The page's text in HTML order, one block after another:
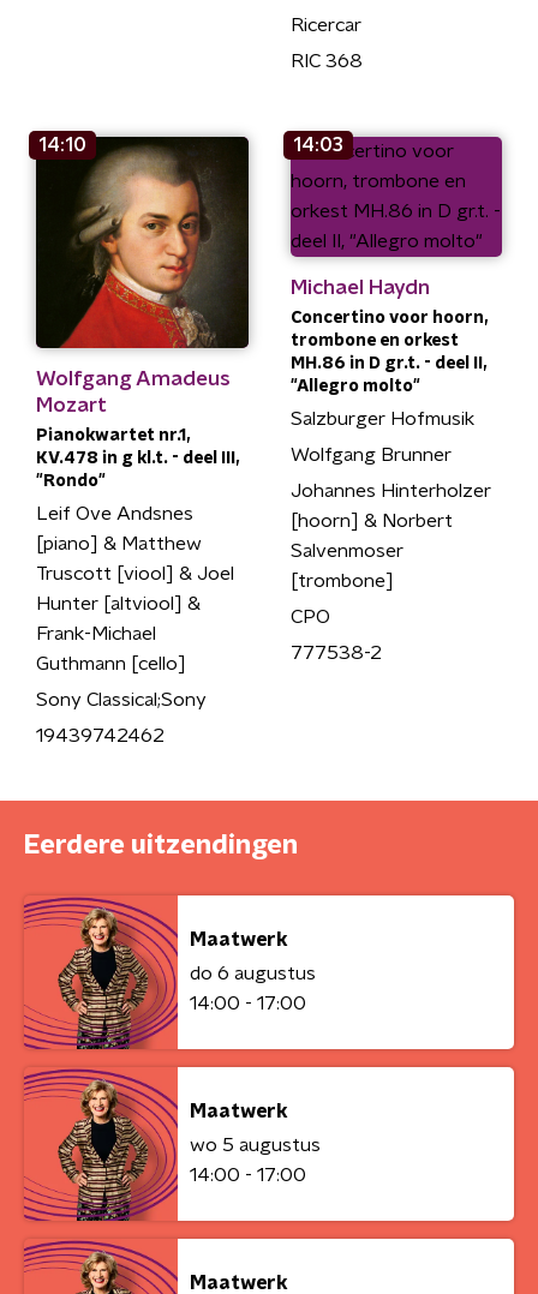
Ricercar
RIC 368
14:10
Wolfgang Amadeus
Mozart
Pianokwartet nr.1,
KV.478 in g kl.t. - deel III,
"Rondo"
Leif Ove Andsnes
[piano] & Matthew
Truscott [viool] & Joel
Hunter [altviool] &
Frank-Michael
Guthmann [cello]
Sony Classical;Sony
19439742462
14:03
Michael Haydn
Concertino voor hoorn,
trombone en orkest
MH.86 in D gr.t. - deel II,
"Allegro molto"
Salzburger Hofmusik
Wolfgang Brunner
Johannes Hinterholzer
[hoorn] & Norbert
Salvenmoser
[trombone]
CPO
777538-2
Eerdere uitzendingen
Maatwerk
do 6 augustus
14:00 - 17:00
Maatwerk
wo 5 augustus
14:00 - 17:00
Maatwerk